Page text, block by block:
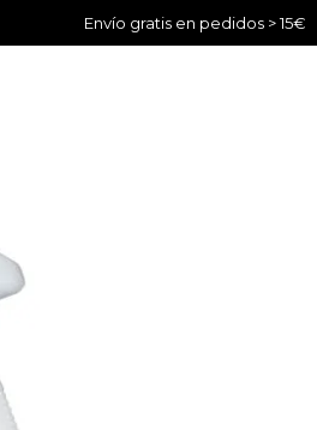
Envío gratis en pedidos > 15€